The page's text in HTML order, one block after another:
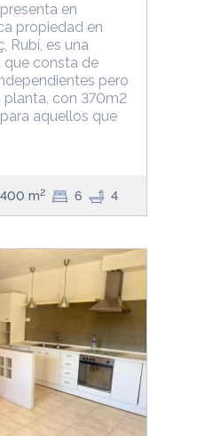
en
propiedad en
Rubí, es una
que consta de
pero
planta, con 370m2
aquellos que
400 m2 6 4